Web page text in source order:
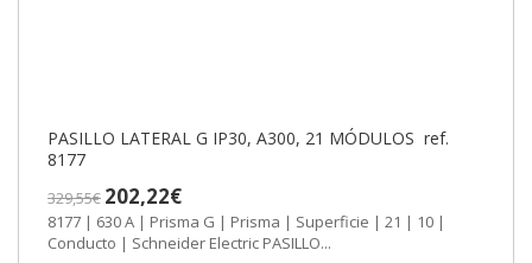
PASILLO LATERAL G IP30, A300, 21 MÓDULOS ref.
8177
329,55€ 202,22€
8177 | 630 A | Prisma G | Prisma | Superficie | 21 | 10 |
Conducto | Schneider Electric PASILLO...